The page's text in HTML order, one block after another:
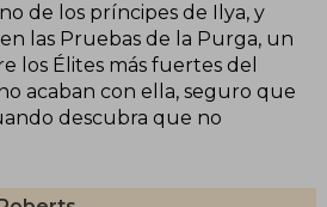
de los príncipes de Ilya, y
las Pruebas de la Purga, un
los Élites más fuertes del
acaban con ella, seguro que
descubra que no